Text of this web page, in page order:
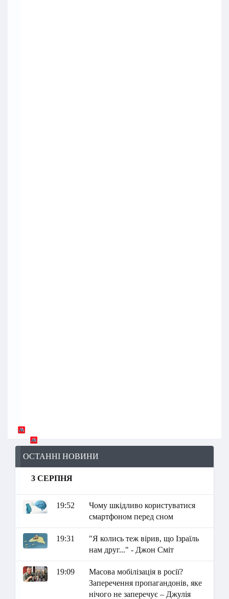
ОСТАННІ НОВИНИ
3 СЕРПНЯ
19:52
Чому шкідливо користуватися
смартфоном перед сном
19:31
"Я колись теж вірив, що Ізраїль
нам друг..." - Джон Сміт
19:09
Масова мобілізація в росії?
Заперечення пропагандонів, яке
нічого не заперечує – Джулія